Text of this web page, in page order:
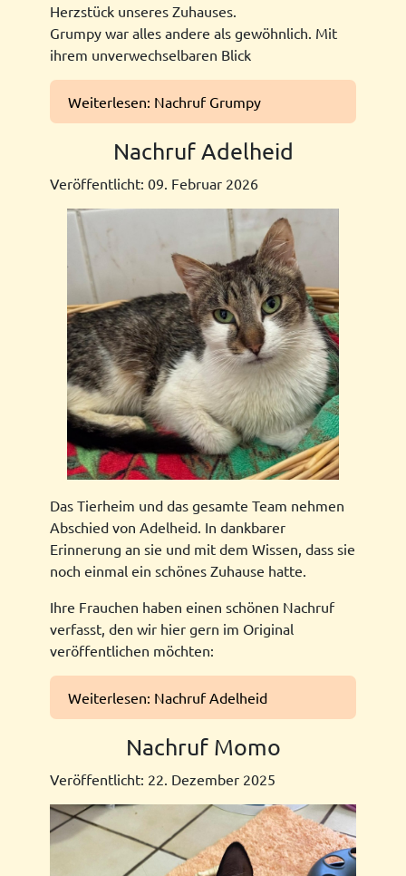
Herzstück unseres Zuhauses.
​Grumpy war alles andere als gewöhnlich. Mit
ihrem unverwechselbaren Blick
Weiterlesen: Nachruf Grumpy
Nachruf Adelheid
Veröffentlicht: 09. Februar 2026
Das Tierheim und das gesamte Team nehmen
Abschied von Adelheid. In dankbarer
Erinnerung an sie und mit dem Wissen, dass sie
noch einmal ein schönes Zuhause hatte.
Ihre Frauchen haben einen schönen Nachruf
verfasst, den wir hier gern im Original
veröffentlichen möchten:
Weiterlesen: Nachruf Adelheid
Nachruf Momo
Veröffentlicht: 22. Dezember 2025